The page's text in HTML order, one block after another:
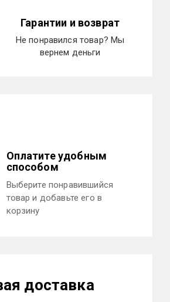
Гарантии и возврат
Не понравился товар? Мы
вернем деньги
Оплатите удобным
способом
Выберите понравившийся
товар и добавьте его в
корзину
доставка